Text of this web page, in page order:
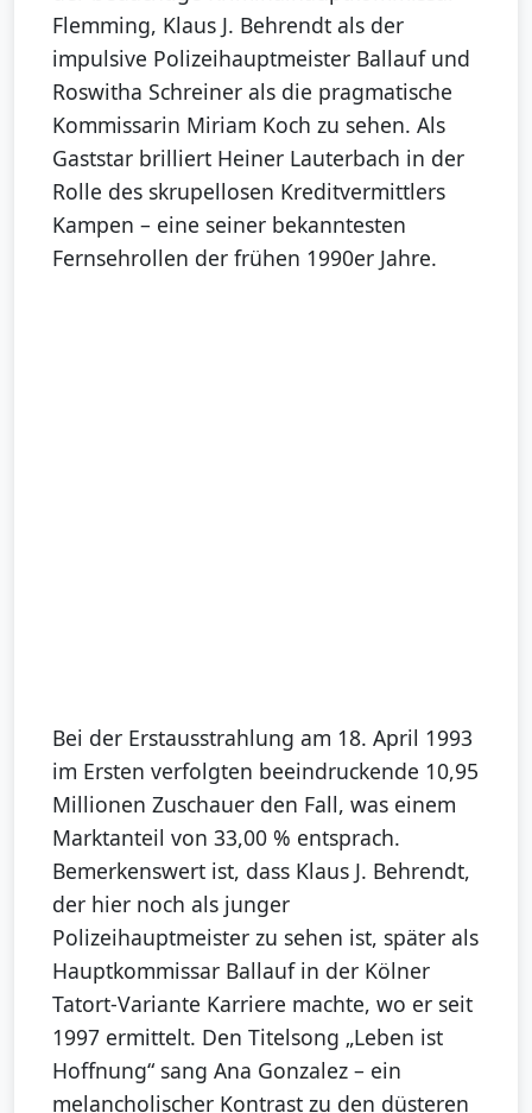
Flemming, Klaus J. Behrendt als der
impulsive Polizeihauptmeister Ballauf und
Roswitha Schreiner als die pragmatische
Kommissarin Miriam Koch zu sehen. Als
Gaststar brilliert Heiner Lauterbach in der
Rolle des skrupellosen Kreditvermittlers
Kampen – eine seiner bekanntesten
Fernsehrollen der frühen 1990er Jahre.
Bei der Erstausstrahlung am 18. April 1993
im Ersten verfolgten beeindruckende 10,95
Millionen Zuschauer den Fall, was einem
Marktanteil von 33,00 % entsprach.
Bemerkenswert ist, dass Klaus J. Behrendt,
der hier noch als junger
Polizeihauptmeister zu sehen ist, später als
Hauptkommissar Ballauf in der Kölner
Tatort-Variante Karriere machte, wo er seit
1997 ermittelt. Den Titelsong „Leben ist
Hoffnung“ sang Ana Gonzalez – ein
melancholischer Kontrast zu den düsteren